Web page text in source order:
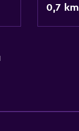
0,7 km